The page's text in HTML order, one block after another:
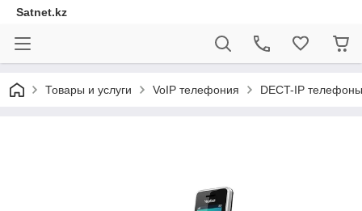
Satnet.kz
Товары и услуги VoIP телефония DECT-IP